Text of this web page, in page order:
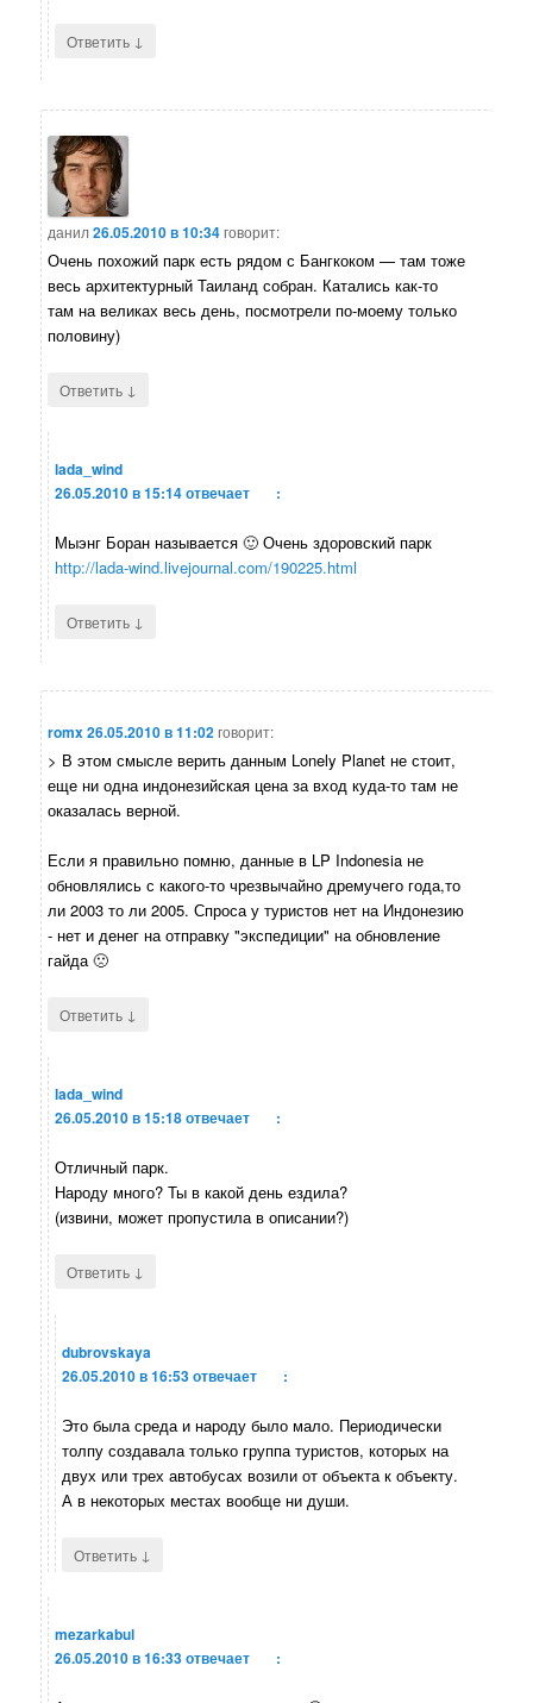
Ответить ↓
данил26.05.2010 в 10:34говорит:
Очень похожий парк есть рядом с Бангкоком — там тоже
весь архитектурный Таиланд собран. Катались как-то
там на великах весь день, посмотрели по-моему только
половину)
Ответить ↓
lada_wind
26.05.2010 в 15:14отвечает :
Мыэнг Боран называется 🙂 Очень здоровский парк
http://lada-wind.livejournal.com/190225.html
Ответить ↓
romx26.05.2010 в 11:02говорит:
> В этом смысле верить данным Lonely Planet не стоит,
еще ни одна индонезийская цена за вход куда-то там не
оказалась верной.
Если я правильно помню, данные в LP Indonesia не
обновлялись с какого-то чрезвычайно дремучего года,то
ли 2003 то ли 2005. Спроса у туристов нет на Индонезию
- нет и денег на отправку "экспедиции" на обновление
гайда 🙁
Ответить ↓
lada_wind
26.05.2010 в 15:18отвечает :
Отличный парк.
Народу много? Ты в какой день ездила?
(извини, может пропустила в описании?)
Ответить ↓
dubrovskaya
26.05.2010 в 16:53отвечает :
Это была среда и народу было мало. Периодически
толпу создавала только группа туристов, которых на
двух или трех автобусах возили от объекта к объекту.
А в некоторых местах вообще ни души.
Ответить ↓
mezarkabul
26.05.2010 в 16:33отвечает :